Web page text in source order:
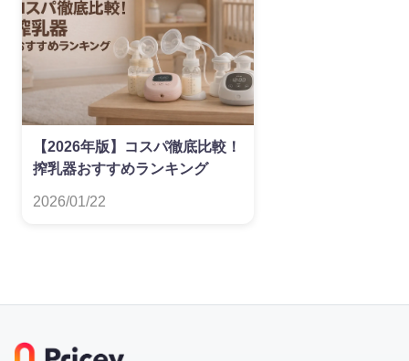
【2026年版】コスパ徹底比較！
搾乳器おすすめランキング
2026/01/22